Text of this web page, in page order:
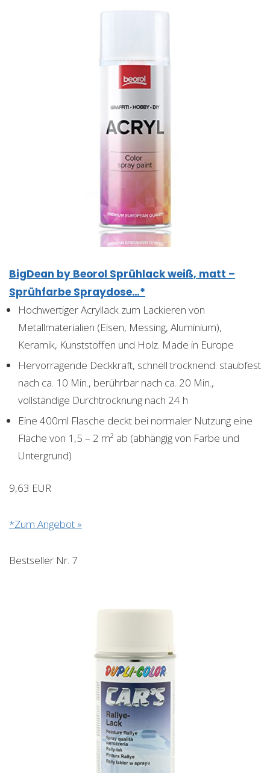
BigDean by Beorol Sprühlack weiß, matt –
Sprühfarbe Spraydose…*
Hochwertiger Acryllack zum Lackieren von
Metallmaterialien (Eisen, Messing, Aluminium),
Keramik, Kunststoffen und Holz. Made in Europe
Hervorragende Deckkraft, schnell trocknend: staubfest
nach ca. 10 Min., berührbar nach ca. 20 Min.,
vollständige Durchtrocknung nach 24 h
Eine 400ml Flasche deckt bei normaler Nutzung eine
Fläche von 1,5 – 2 m² ab (abhängig von Farbe und
Untergrund)
9,63 EUR
*Zum Angebot »
Bestseller Nr. 7